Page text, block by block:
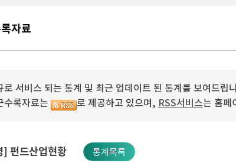
자료
로 서비스 되는 통계 및 최근 업데이트 된 통계를 보여드립
수록자료는
로 제공하고 있으며, RSS서비스는 홈페
] 펀드산업현황 통계목록